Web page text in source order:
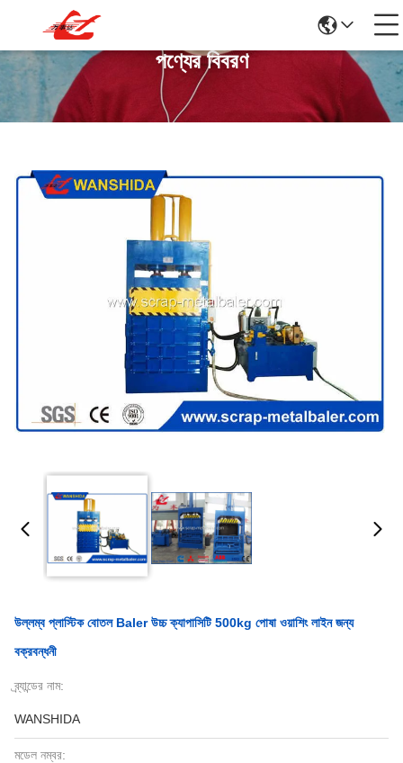
পণ্যের বিবরণ
উল্লম্ব প্লাস্টিক বোতল Baler উচ্চ ক্যাপাসিটি 500kg পোষা ওয়াশিং লাইন জন্য
বক্রবন্ধনী
ব্র্যান্ডের নাম:
WANSHIDA
মডেল নম্বর: